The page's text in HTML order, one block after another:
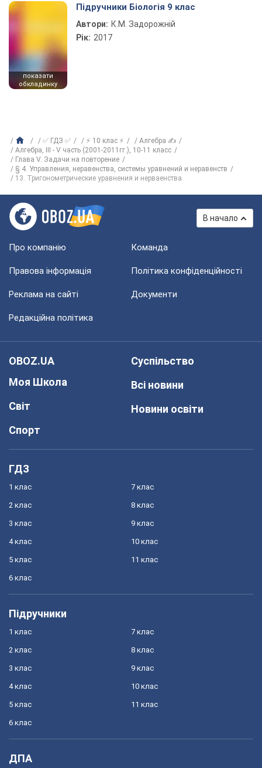
показати
обкладинку
Підручники Біологія 9 клас
Автори: К.М. Задорожній
Рік: 2017
✅ ГДЗ ✅ ⚡ 10 клас ⚡
Алгебра ✍
Алгебра, III - V часть (2001-2011гг.), 10-11 класс
Глава V. Задачи на повторение
§ 4. Управления, неравенства, системы уравнений и неравенств
13. Тригонометрические уравнения и нерваенства
В начало
Про компанію Команда
Правова інформація Політика конфіденційності
Реклама на сайті Документи
Редакційна політика
OBOZ.UA
Моя Школа
Світ
Спорт
Суспільство
Всі новини
Новини освіти
ГДЗ
1 клас
2 клас
3 клас
4 клас
5 клас
6 клас
7 клас
8 клас
9 клас
10 клас
11 клас
Підручники
1 клас
2 клас
3 клас
4 клас
5 клас
6 клас
7 клас
8 клас
9 клас
10 клас
11 клас
ДПА